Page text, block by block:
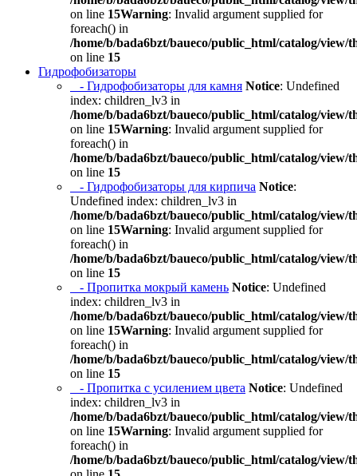
on line 15Warning: Invalid argument supplied for
foreach() in
/home/b/bada6bzt/baueco/public_html/catalog/view/
on line 15
Гидрофобизаторы
- Гидрофобизаторы для камня Notice: Undefined
index: children_lv3 in
/home/b/bada6bzt/baueco/public_html/catalog/view/
on line 15Warning: Invalid argument supplied for
foreach() in
/home/b/bada6bzt/baueco/public_html/catalog/view/
on line 15
- Гидрофобизаторы для кирпича Notice:
Undefined index: children_lv3 in
/home/b/bada6bzt/baueco/public_html/catalog/view/
on line 15Warning: Invalid argument supplied for
foreach() in
/home/b/bada6bzt/baueco/public_html/catalog/view/
on line 15
- Пропитка мокрый камень Notice: Undefined
index: children_lv3 in
/home/b/bada6bzt/baueco/public_html/catalog/view/
on line 15Warning: Invalid argument supplied for
foreach() in
/home/b/bada6bzt/baueco/public_html/catalog/view/
on line 15
- Пропитка с усилением цвета Notice: Undefined
index: children_lv3 in
/home/b/bada6bzt/baueco/public_html/catalog/view/
on line 15Warning: Invalid argument supplied for
foreach() in
/home/b/bada6bzt/baueco/public_html/catalog/view/